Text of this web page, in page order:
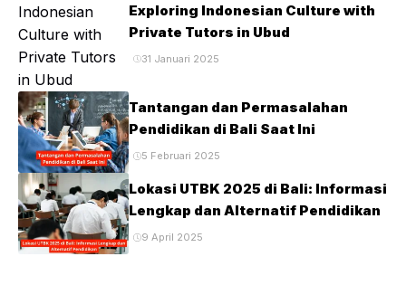
Exploring Indonesian Culture with
Private Tutors in Ubud
31 Januari 2025
Tantangan dan Permasalahan
Pendidikan di Bali Saat Ini
5 Februari 2025
Lokasi UTBK 2025 di Bali: Informasi
Lengkap dan Alternatif Pendidikan
9 April 2025